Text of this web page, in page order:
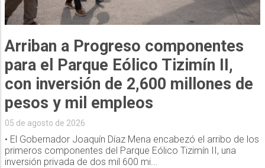
Arriban a Progreso componentes
para el Parque Eólico Tizimín II,
con inversión de 2,600 millones de
pesos y mil empleos
05 de agosto de 2026
• El Gobernador Joaquín Díaz Mena encabezó el arribo de los
primeros componentes del Parque Eólico Tizimín II, una
inversión privada de dos mil 600 mi...